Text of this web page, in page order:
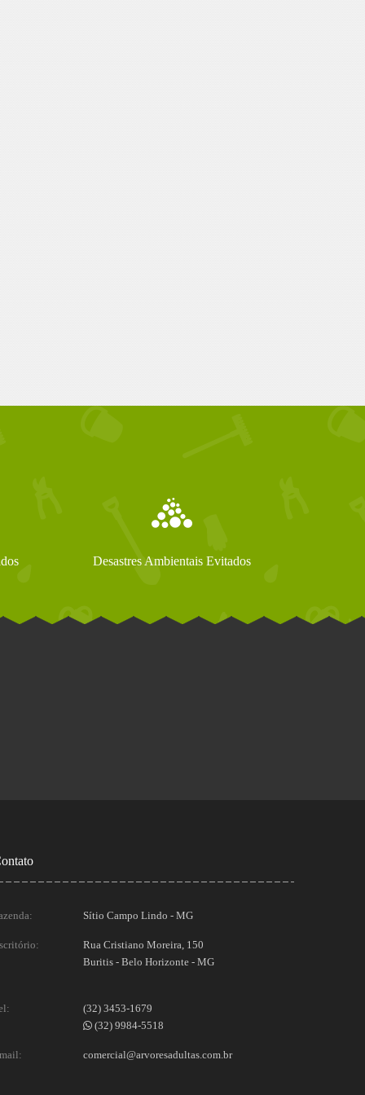
Desastres Ambientais Evitados
Sítio Campo Lindo - MG
Rua Cristiano Moreira, 150
Buritis - Belo Horizonte - MG
(32) 3453-1679
(32) 9984-5518
comercial@arvoresadultas.com.br